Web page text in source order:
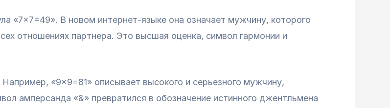
«7×7=49». В новом интернет-языке она означает мужчину, которого
отношениях партнера. Это высшая оценка, символ гармонии и
«9×9=81» описывает высокого и серьезного мужчину,
амперсанда «&» превратился в обозначение истинного джентльмена